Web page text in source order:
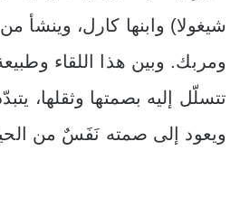
شيغولا) وابنها كارل،
ومربك. وبين هذا اللقاء
تتسلّل إليه بصمتها وثقلها،
ويعود إلى صمته نَفَسٌ من